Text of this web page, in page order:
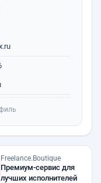
Freelance.Boutique
Премиум-сервис для
лучших исполнителей